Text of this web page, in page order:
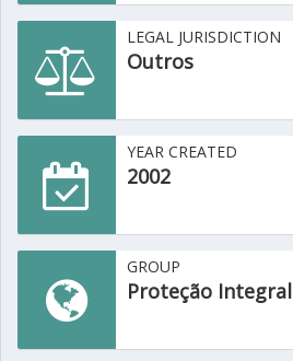
LEGAL JURISDICTION
Outros
YEAR CREATED
2002
GROUP
Proteção Integral